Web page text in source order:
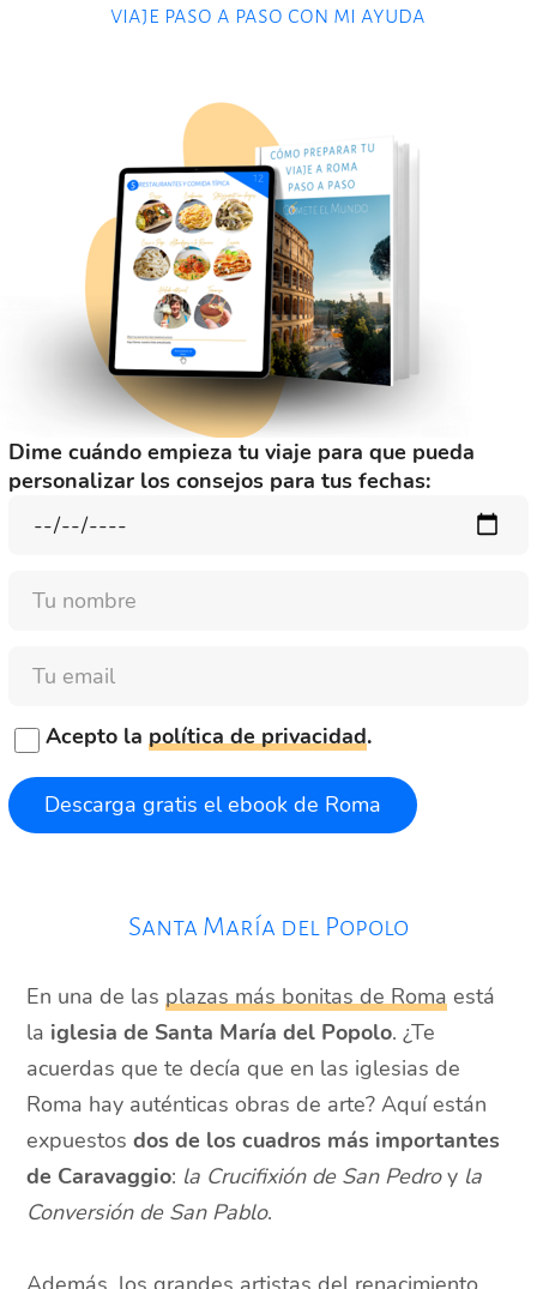
viaje paso a paso con mi ayuda
Dime cuándo empieza tu viaje para que pueda
personalizar los consejos para tus fechas:
Nombre
Email
Acepto la política de privacidad.
Santa María del Popolo
En una de lasplazas más bonitas de Roma está
la iglesia de Santa María del Popolo. ¿Te
acuerdas que te decía que en las iglesias de
Roma hay auténticas obras de arte? Aquí están
expuestosdos de los cuadros más importantes
de Caravaggio: la Crucifixión de San Pedroy la
Conversión de San Pablo.